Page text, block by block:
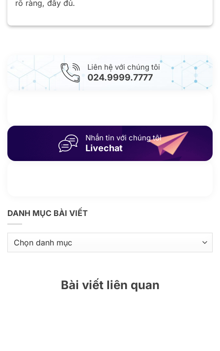
rõ ràng, đầy đủ.
Liên hệ với chúng tôi
024.9999.7777
Nhắn tin với chúng tôi
Livechat
DANH MỤC BÀI VIẾT
mục
bài
Bài viết liên quan